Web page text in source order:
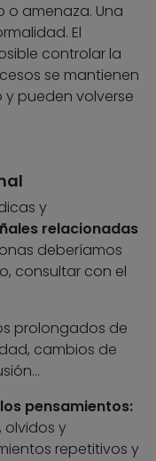
o amenaza. Una
El
controlar la
se mantienen
pueden volverse
y
relacionadas
deberíamos
consultar con el
prolongados de
cambios de
pensamientos:
olvidos y
repetitivos y